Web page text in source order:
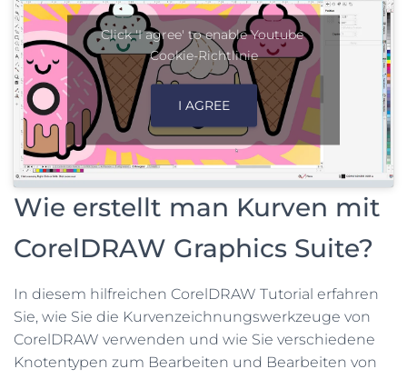
Click 'I agree' to enable Youtube
Cookie-Richtlinie
I AGREE
Wie erstellt man Kurven mit
CorelDRAW Graphics Suite?
In diesem hilfreichen CorelDRAW Tutorial erfahren
Sie, wie Sie die Kurvenzeichnungswerkzeuge von
CorelDRAW verwenden und wie Sie verschiedene
Knotentypen zum Bearbeiten und Bearbeiten von